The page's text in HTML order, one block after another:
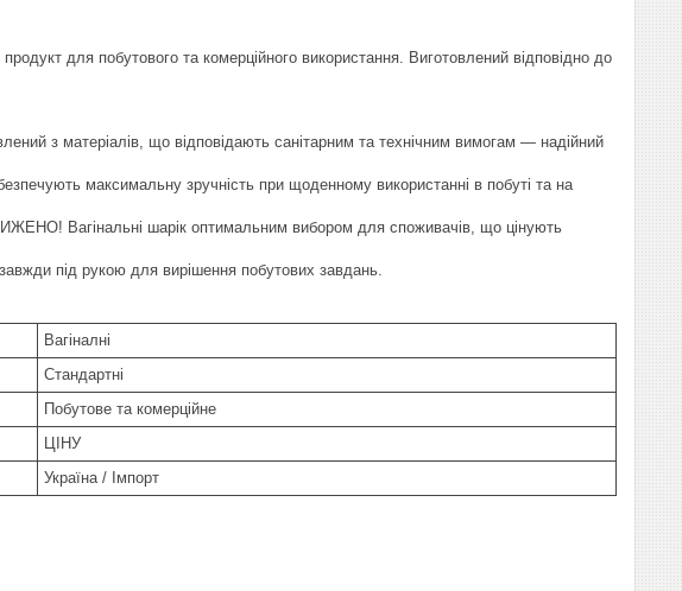
для побутового та комерційного використання. Виготовлений відповідно до
з матеріалів, що відповідають санітарним та технічним вимогам — надійний
максимальну зручність при щоденному використанні в побуті та на
Вагінальні шарік оптимальним вибором для споживачів, що цінують
під рукою для вирішення побутових завдань.
Вагіналні
Стандартні
Побутове та комерційне
ЦІНУ
Україна / Імпорт